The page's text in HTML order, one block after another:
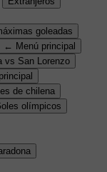
goleadas
← Menú principal
vs San Lorenzo
de chilena
olímpicos